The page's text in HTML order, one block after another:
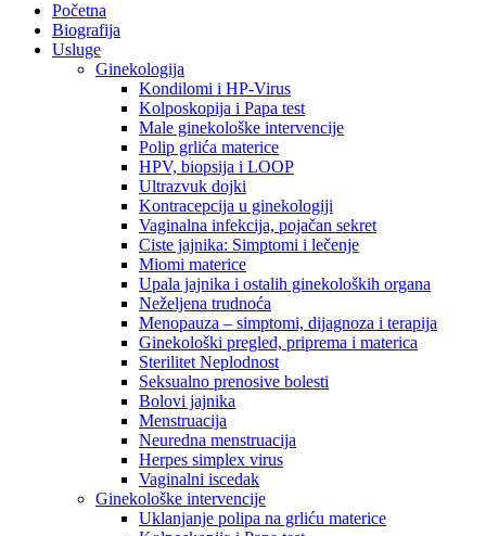
Početna
Biografija
Usluge
Ginekologija
Kondilomi i HP-Virus
Kolposkopija i Papa test
Male ginekološke intervencije
Polip grlića materice
HPV, biopsija i LOOP
Ultrazvuk dojki
Kontracepcija u ginekologiji
Vaginalna infekcija, pojačan sekret
Ciste jajnika: Simptomi i lečenje
Miomi materice
Upala jajnika i ostalih ginekoloških organa
Neželjena trudnoća
Menopauza – simptomi, dijagnoza i terapija
Ginekološki pregled, priprema i materica
Sterilitet Neplodnost
Seksualno prenosive bolesti
Bolovi jajnika
Menstruacija
Neuredna menstruacija
Herpes simplex virus
Vaginalni iscedak
Ginekološke intervencije
Uklanjanje polipa na grliću materice